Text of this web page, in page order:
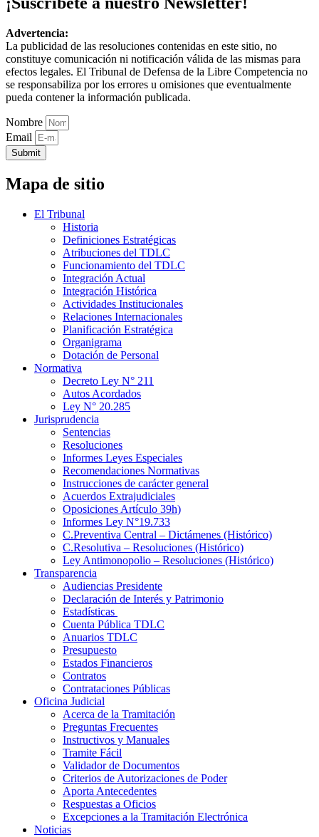
Advertencia:
La publicidad de las resoluciones contenidas en este sitio, no
constituye comunicación ni notificación válida de las mismas para
efectos legales. El Tribunal de Defensa de la Libre Competencia no
se responsabiliza por los errores u omisiones que eventualmente
pueda contener la información publicada.
Nombre
Email
Submit
Mapa de sitio
El Tribunal
Historia
Definiciones Estratégicas
Atribuciones del TDLC
Funcionamiento del TDLC
Integración Actual
Integración Histórica
Actividades Institucionales
Relaciones Internacionales
Planificación Estratégica
Organigrama
Dotación de Personal
Normativa
Decreto Ley N° 211
Autos Acordados
Ley N° 20.285
Jurisprudencia
Sentencias
Resoluciones
Informes Leyes Especiales
Recomendaciones Normativas
Instrucciones de carácter general
Acuerdos Extrajudiciales
Oposiciones Artículo 39h)
Informes Ley N°19.733
C.Preventiva Central – Dictámenes (Histórico)
C.Resolutiva – Resoluciones (Histórico)
Ley Antimonopolio – Resoluciones (Histórico)
Transparencia
Audiencias Presidente
Declaración de Interés y Patrimonio
Estadísticas
Cuenta Pública TDLC
Anuarios TDLC
Presupuesto
Estados Financieros
Contratos
Contrataciones Públicas
Oficina Judicial
Acerca de la Tramitación
Preguntas Frecuentes
Instructivos y Manuales
Tramite Fácil
Validador de Documentos
Criterios de Autorizaciones de Poder
Aporta Antecedentes
Respuestas a Oficios
Excepciones a la Tramitación Electrónica
Noticias